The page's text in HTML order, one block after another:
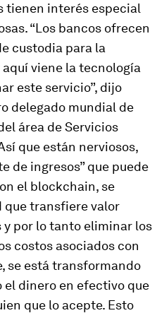
tienen interés especial
“Los bancos ofrecen
custodia para la
viene la tecnología
este servicio”, dijo
delegado mundial de
área de Servicios
que están nerviosos,
de ingresos” que puede
el blockchain, se
que transfiere valor
por lo tanto eliminar los
costos asociados con
se está transformando
el dinero en efectivo que
que lo acepte. Esto